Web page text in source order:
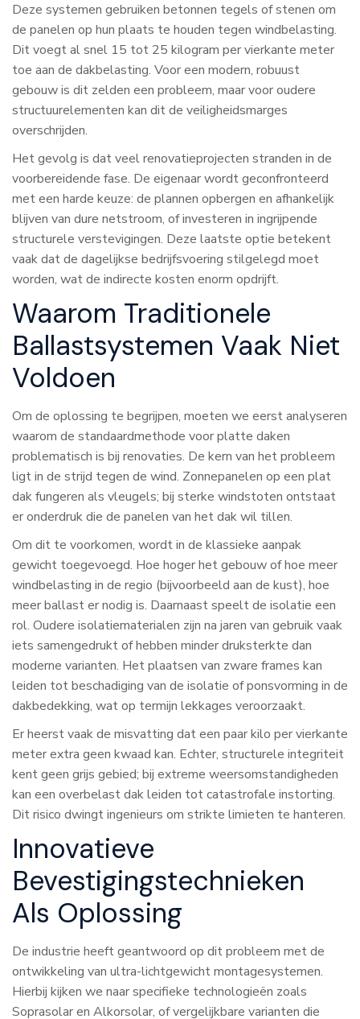
Deze systemen gebruiken betonnen tegels of stenen om
de panelen op hun plaats te houden tegen windbelasting.
Dit voegt al snel 15 tot 25 kilogram per vierkante meter
toe aan de dakbelasting. Voor een modern, robuust
gebouw is dit zelden een probleem, maar voor oudere
structuurelementen kan dit de veiligheidsmarges
overschrijden.
Het gevolg is dat veel renovatieprojecten stranden in de
voorbereidende fase. De eigenaar wordt geconfronteerd
met een harde keuze: de plannen opbergen en afhankelijk
blijven van dure netstroom, of investeren in ingrijpende
structurele verstevigingen. Deze laatste optie betekent
vaak dat de dagelijkse bedrijfsvoering stilgelegd moet
worden, wat de indirecte kosten enorm opdrijft.
Waarom Traditionele
Ballastsystemen Vaak Niet
Voldoen
Om de oplossing te begrijpen, moeten we eerst analyseren
waarom de standaardmethode voor platte daken
problematisch is bij renovaties. De kern van het probleem
ligt in de strijd tegen de wind. Zonnepanelen op een plat
dak fungeren als vleugels; bij sterke windstoten ontstaat
er onderdruk die de panelen van het dak wil tillen.
Om dit te voorkomen, wordt in de klassieke aanpak
gewicht toegevoegd. Hoe hoger het gebouw of hoe meer
windbelasting in de regio (bijvoorbeeld aan de kust), hoe
meer ballast er nodig is. Daarnaast speelt de isolatie een
rol. Oudere isolatiematerialen zijn na jaren van gebruik vaak
iets samengedrukt of hebben minder druksterkte dan
moderne varianten. Het plaatsen van zware frames kan
leiden tot beschadiging van de isolatie of ponsvorming in de
dakbedekking, wat op termijn lekkages veroorzaakt.
Er heerst vaak de misvatting dat een paar kilo per vierkante
meter extra geen kwaad kan. Echter, structurele integriteit
kent geen grijs gebied; bij extreme weersomstandigheden
kan een overbelast dak leiden tot catastrofale instorting.
Dit risico dwingt ingenieurs om strikte limieten te hanteren.
Innovatieve
Bevestigingstechnieken
Als Oplossing
De industrie heeft geantwoord op dit probleem met de
ontwikkeling van ultra-lichtgewicht montagesystemen.
Hierbij kijken we naar specifieke technologieën zoals
Soprasolar en Alkorsolar, of vergelijkbare varianten die